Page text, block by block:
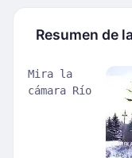
Resumen de
Mira la
cámara Río